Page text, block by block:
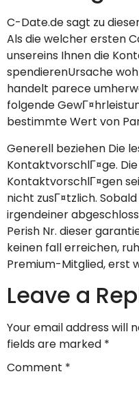
C-Date.de sagt zu
Als die welcher ersten
unsereins Ihnen die
spendierenUrsache
handelt parece
folgende
bestimmte Wert von
Generell beziehen Die
KontaktvorschlГ¤ge.
KontaktvorschlГ¤gen
nicht zusГ¤tzlich.
irgendeiner
Perish Nr. dieser
keinen fall erreichen,
Premium-Mitglied, erst
Leave a
Your email address will
fields are marked *
Comment *